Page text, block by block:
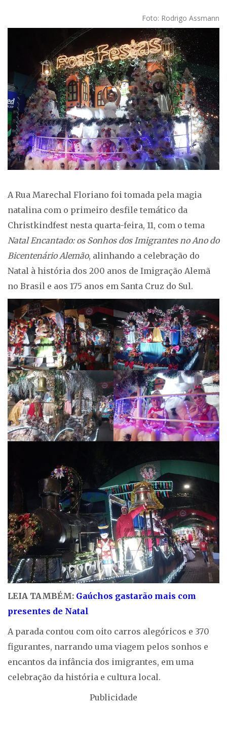
Foto: Rodrigo Assmann
A Rua Marechal Floriano foi tomada pela magia
natalina com o primeiro desfile temático da
Christkindfest nesta quarta-feira, 11, com o tema
Natal Encantado: os Sonhos dos Imigrantes no Ano do
Bicentenário Alemão, alinhando a celebração do
Natal à história dos 200 anos de Imigração Alemã
no Brasil e aos 175 anos em Santa Cruz do Sul.
LEIA TAMBÉM: Gaúchos gastarão mais com
presentes de Natal
A parada contou com oito carros alegóricos e 370
figurantes, narrando uma viagem pelos sonhos e
encantos da infância dos imigrantes, em uma
celebração da história e cultura local.
Publicidade